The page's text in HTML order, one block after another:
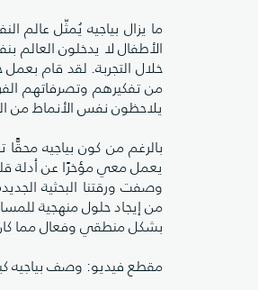
ما يزال بياجيه يُمثّل عالم
الأطفال لا يدخلون العالم
خلال التجربة. لقد قام
من تفكيرهم وتصرفاتهم
يلاحظون نفس الأنماط من
بالرغم من كون بياجيه
يعمل معي مؤخرًا عن أدلة
من إيجاد حلول منهجية
بشكل منطقي وفعال مما كان
مقطع فيديو: وصف بياجيه